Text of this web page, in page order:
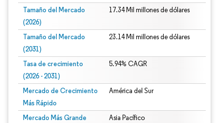
Tamaño del Mercado
(2026)
17.34 Mil millones de dólares
Tamaño del Mercado
(2031)
23.14 Mil millones de dólares
Tasa de crecimiento
(2026 - 2031)
5.94% CAGR
Mercado de Crecimiento
Más Rápido
América del Sur
Mercado Más Grande Asia Pacífico